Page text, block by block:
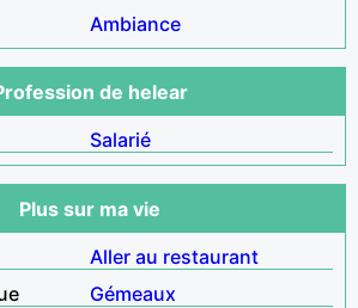
Ambiance
de helear
Salarié
Plus sur ma vie
Aller au restaurant
Gémeaux